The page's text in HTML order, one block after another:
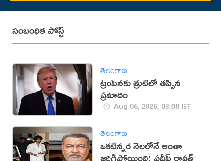
సంబంధిత పోస్ట్
తెలంగాణ
ట్రంప్‌నకు త్రుటిలో తప్పిన
ప్రమాదం
Aug 06, 2026, 03:08 IST
తెలంగాణ
ఒకటిన్నర నెలలోనే అంతా
జరిగిపోయింది: ప్రదీప్ రావత్